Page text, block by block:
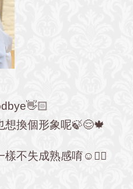
想換個形象呢🍃😌🍁
不失成熟感唷☺️👍🏻